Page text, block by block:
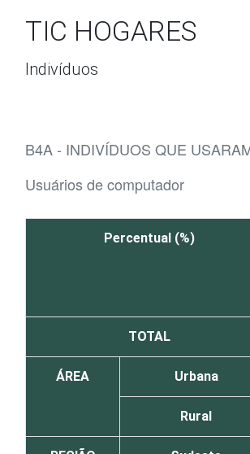
TIC HOGARES
Indivíduos
B4A - INDIVÍDUOS QUE
Usuários de computador
Percentual (%)
TOTAL
ÁREA Urbana
Rural